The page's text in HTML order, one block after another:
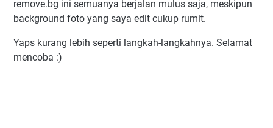
remove.bg ini semuanya berjalan mulus saja, meskipun
background foto yang saya edit cukup rumit.
Yaps kurang lebih seperti langkah-langkahnya. Selamat
mencoba :)